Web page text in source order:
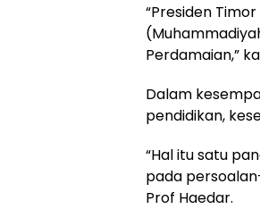
“Presiden
Perdamaian,”
Dalam
pendidikan,
“Hal itu satu
pada
Prof Haedar.